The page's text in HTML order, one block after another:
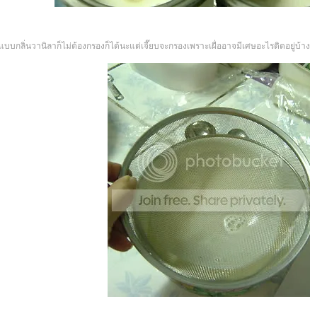
บบกลิ่นวานิลาก็ไม่ต้องกรองก็ได้นะแต่เจี๊ยบจะกรองเพราะเผื่ออาจมีเศษอะไรติดอยู่บ้าง